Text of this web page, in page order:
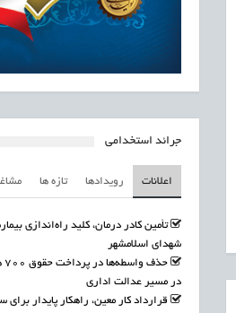
جرائد استخدامی
اعلانات رویدادها تازه ها
شهدای اسلامشهر
در مسیر عدالت اداری
قرارداد کار معین، راهکار پایدار برای